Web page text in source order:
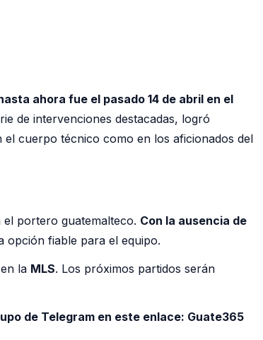
ahora fue el pasado 14 de abril en el
de intervenciones destacadas, logró
cuerpo técnico como en los aficionados del
portero guatemalteco. Con la ausencia de
opción fiable para el equipo.
la MLS. Los próximos partidos serán
de Telegram en este enlace: Guate365